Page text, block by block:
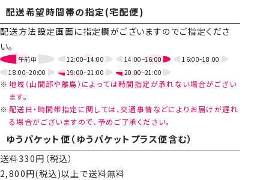
配送希望時間帯の指定(宅配便)
配送方法設定画面に指定欄がございますのでご指定くださ
い。
午前中 12:00–14:00 14:00–16:00
16:00–18:00
18:00–20:00
19:00–21:00 20:00–21:00
地域（山間部や離島）によっては時間指定が承れない場合がござい
ます。
配送日・時間帯指定に関しては、交通事情などによりお届けが遅れ
る場合がございますので、予めご了承ください。
ゆうパケット便（ゆうパケットプラス便含む）
送料330円（税込）
2,800円(税込)以上で送料無料